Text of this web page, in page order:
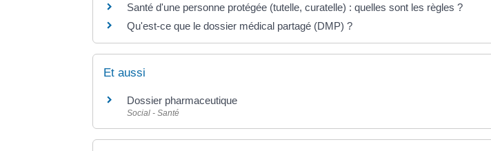
Santé d'une personne protégée (tutelle, curatelle) : quelles sont les règles ?
Qu'est-ce que le dossier médical partagé (DMP) ?
Et aussi
Dossier pharmaceutique
Social - Santé